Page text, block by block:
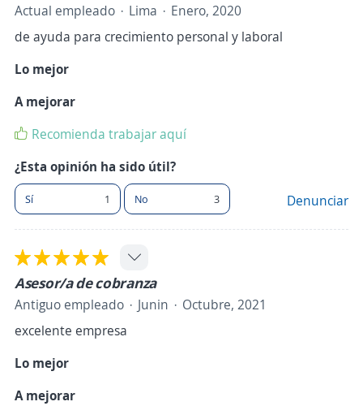
Actual empleado Lima
Enero, 2020
de ayuda para crecimiento personal y laboral
Lo mejor
A mejorar
Recomienda trabajar aquí
¿Esta opinión ha sido útil?
Sí 1 No 3 Denunciar
Asesor/a de cobranza
Antiguo empleado Junin
Octubre, 2021
excelente empresa
Lo mejor
A mejorar